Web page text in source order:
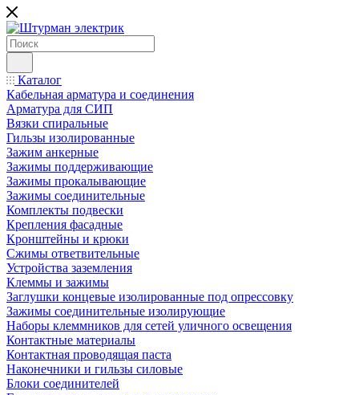
Каталог
Кабельная арматура и соединения
Арматура для СИП
Вязки спиральные
Гильзы изолированные
Зажим анкерные
Зажимы поддерживающие
Зажимы прокалывающие
Зажимы соединительные
Комплекты подвески
Крепления фасадные
Кронштейны и крюки
Сжимы ответвительные
Устройства заземления
Клеммы и зажимы
Заглушки концевые изолированные под опрессовку
Зажимы соединительные изолирующие
Наборы клеммников для сетей уличного освещения
Контактные материалы
Контактная проводящая паста
Наконечники и гильзы силовые
Блоки соединителей